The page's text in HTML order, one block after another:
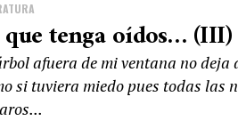
tenga oídos… (III)
afuera de mi ventana no deja
si tuviera miedo pues todas las